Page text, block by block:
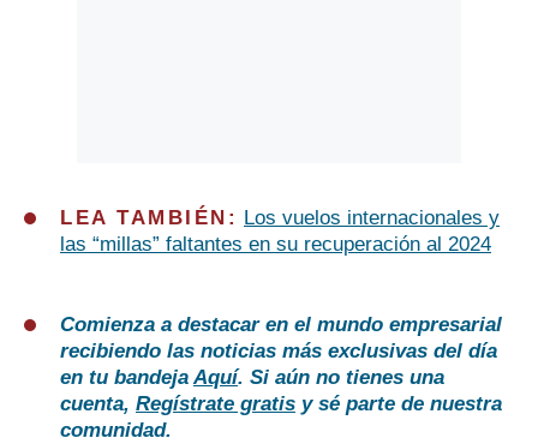
LEA TAMBIÉN:
Los vuelos internacionales y
las “millas” faltantes en su recuperación al 2024
Comienza a destacar en el mundo empresarial
recibiendo las noticias más exclusivas del día
en tu bandejaAquí. Si aún no tienes una
cuenta, Regístrate gratis y sé parte de nuestra
comunidad.